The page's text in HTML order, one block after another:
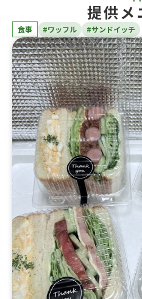
提供メ
食事 #ワッフル #サンドイッチ